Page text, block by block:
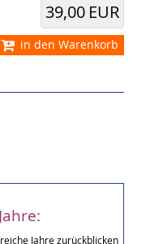
39,00 EUR
in den Warenkorb
Jahre zurückblicken